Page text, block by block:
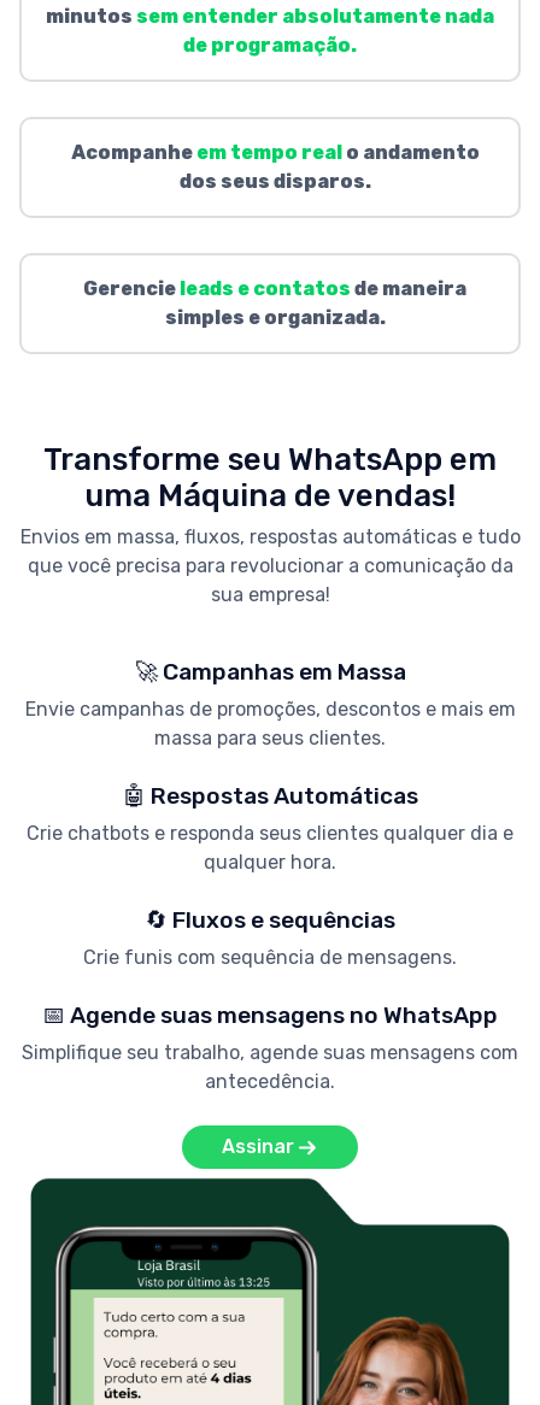
minutos sem entender absolutamente nada
de programação.
Acompanhe em tempo realo andamento
dos seus disparos.
Gerencie leads e contatos de maneira
simples e organizada.
Transforme seu WhatsApp em
uma Máquina de vendas!
Envios em massa, fluxos, respostas automáticas e tudo
que você precisa para revolucionar a comunicação da
sua empresa!
🚀 Campanhas em Massa
Envie campanhas de promoções, descontos e mais em
massa para seus clientes.
🤖 Respostas Automáticas
Crie chatbots e responda seus clientes qualquer dia e
qualquer hora.
🔄 Fluxos e sequências
Crie funis com sequência de mensagens.
📅 Agende suas mensagens no WhatsApp
Simplifique seu trabalho, agende suas mensagens com
antecedência.
Assinar